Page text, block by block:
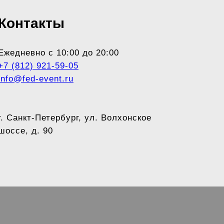
Ежедневно с 10:00 до 20:00
(812) 921-59-05
event.ru
Санкт-Петербург, ул. Волхонское
д. 90